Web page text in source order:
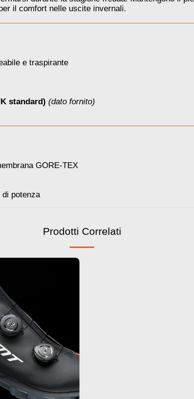
il comfort nelle uscite invernali.
e traspirante
standard) (dato fornito)
GORE-TEX
potenza
Prodotti Correlati